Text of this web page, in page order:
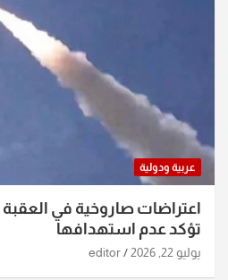
عربية ودولية
اعتراضات صاروخية في العقبة
تؤكد عدم استهدافها
يوليو 22, 2026 editor